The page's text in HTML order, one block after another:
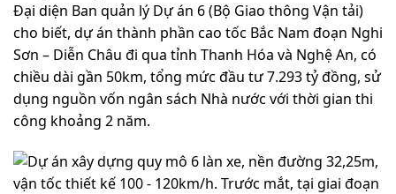
Đại diện Ban quản lý Dự án 6 (Bộ Giao thông Vận tải)
cho biết, dự án thành phần cao tốc Bắc Nam đoạn Nghi
Sơn – Diễn Châu đi qua tỉnh Thanh Hóa và Nghệ An, có
chiều dài gần 50km, tổng mức đầu tư 7.293 tỷ đồng, sử
dụng nguồn vốn ngân sách Nhà nước với thời gian thi
công khoảng 2 năm.